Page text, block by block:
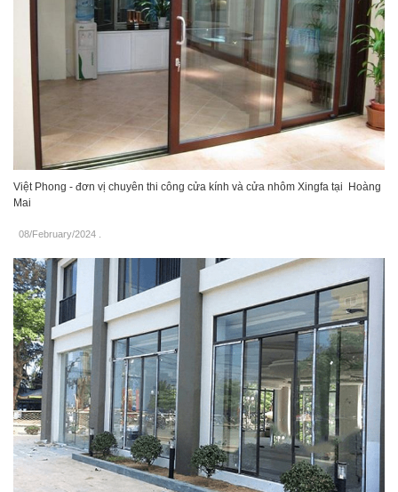
Việt Phong - đơn vị chuyên thi công cửa kính và cửa nhôm Xingfa tại Hoàng
Mai
08/February/2024 .